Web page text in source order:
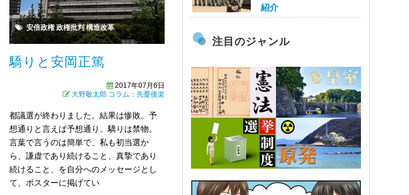
安倍政権 政権批判 構造改革
驕りと安岡正篤
2017年07月6日
大野敬太郎 コラム：先憂後楽
都議選が終わりました。結果は惨敗。予
想通りと言えば予想通り。驕りは禁物。
言葉で言うのは簡単で、私も初当選か
ら、謙虚であり続けること、真摯であり
続けること、を自分へのメッセージとし
て、ポスターに掲げてい
紹介
注目のジャンル